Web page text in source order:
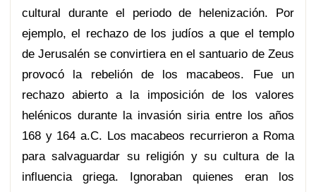
cultural durante el periodo de helenización. Por
ejemplo, el rechazo de los judíos a que el templo
de Jerusalén se convirtiera en el santuario de Zeus
provocó la rebelión de los macabeos. Fue un
rechazo abierto a la imposición de los valores
helénicos durante la invasión siria entre los años
168 y 164 a.C. Los macabeos recurrieron a Roma
para salvaguardar su religión y su cultura de la
influencia griega. Ignoraban quienes eran los